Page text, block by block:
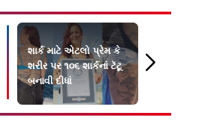
શાર્ક માટે એટલો પ્રેમ કે
શરીર પર ૧૦૬ શાર્કનાં ટૅટૂ
બનાવી દીધાં